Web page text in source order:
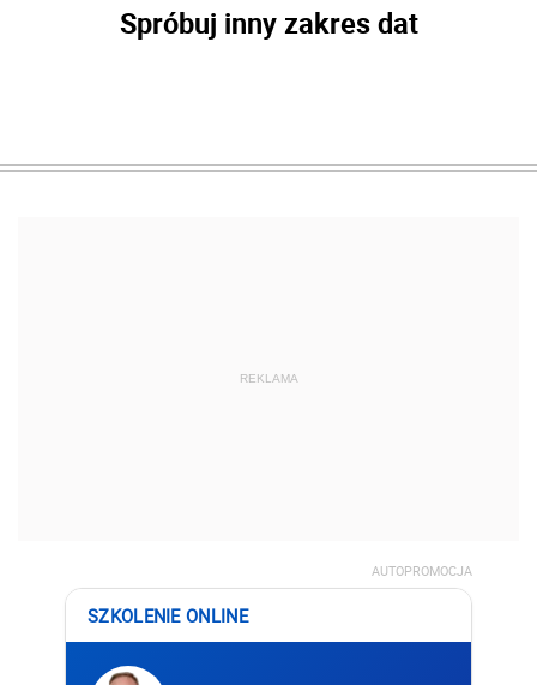
Spróbuj inny zakres dat
REKLAMA
AUTOPROMOCJA
SZKOLENIE ONLINE